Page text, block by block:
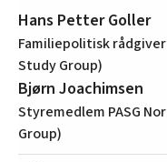
Hans Petter Goller
Familiepolitisk
Study Group)
Bjørn Joachimsen
Styremedlem PASG
Group)